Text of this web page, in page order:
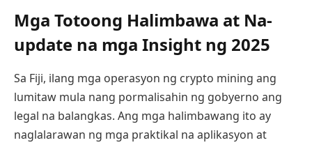
Mga Totoong Halimbawa at Na-
update na mga Insight ng 2025
Sa Fiji, ilang mga operasyon ng crypto mining ang
lumitaw mula nang pormalisahin ng gobyerno ang
legal na balangkas. Ang mga halimbawang ito ay
naglalarawan ng mga praktikal na aplikasyon at